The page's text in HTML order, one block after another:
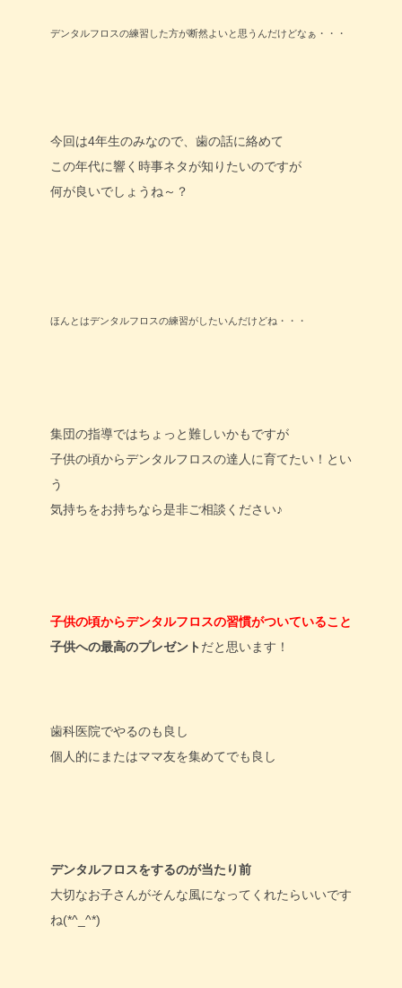
デンタルフロスの練習した方が断然よいと思うんだけどなぁ・・・
今回は4年生のみなので、歯の話に絡めて
この年代に響く時事ネタが知りたいのですが
何が良いでしょうね～？
ほんとはデンタルフロスの練習がしたいんだけどね・・・
集団の指導ではちょっと難しいかもですが
子供の頃からデンタルフロスの達人に育てたい！とい
う
気持ちをお持ちなら是非ご相談ください♪
子供の頃からデンタルフロスの習慣がついていること
子供への最高のプレゼント だと思います！
歯科医院でやるのも良し
個人的にまたはママ友を集めてでも良し
デンタルフロスをするのが当たり前
大切なお子さんがそんな風になってくれたらいいです
ね(*^_^*)